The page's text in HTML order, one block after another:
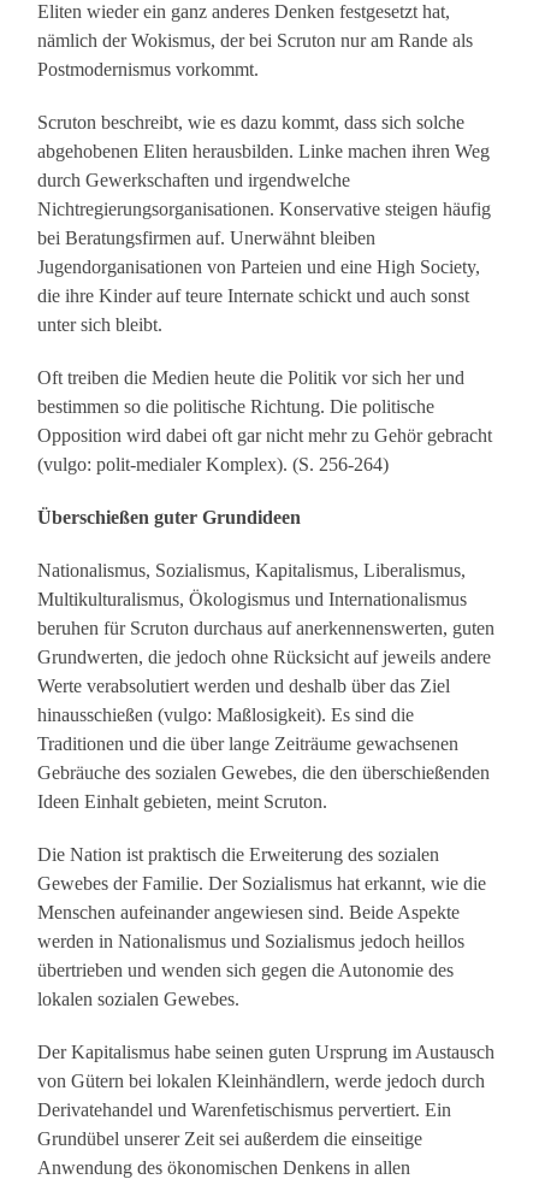
Eliten wieder ein ganz anderes Denken festgesetzt hat,
nämlich der Wokismus, der bei Scruton nur am Rande als
Postmodernismus vorkommt.
Scruton beschreibt, wie es dazu kommt, dass sich solche
abgehobenen Eliten herausbilden. Linke machen ihren Weg
durch Gewerkschaften und irgendwelche
Nichtregierungsorganisationen. Konservative steigen häufig
bei Beratungsfirmen auf. Unerwähnt bleiben
Jugendorganisationen von Parteien und eine High Society,
die ihre Kinder auf teure Internate schickt und auch sonst
unter sich bleibt.
Oft treiben die Medien heute die Politik vor sich her und
bestimmen so die politische Richtung. Die politische
Opposition wird dabei oft gar nicht mehr zu Gehör gebracht
(vulgo: polit-medialer Komplex). (S. 256-264)
Überschießen guter Grundideen
Nationalismus, Sozialismus, Kapitalismus, Liberalismus,
Multikulturalismus, Ökologismus und Internationalismus
beruhen für Scruton durchaus auf anerkennenswerten, guten
Grundwerten, die jedoch ohne Rücksicht auf jeweils andere
Werte verabsolutiert werden und deshalb über das Ziel
hinausschießen (vulgo: Maßlosigkeit). Es sind die
Traditionen und die über lange Zeiträume gewachsenen
Gebräuche des sozialen Gewebes, die den überschießenden
Ideen Einhalt gebieten, meint Scruton.
Die Nation ist praktisch die Erweiterung des sozialen
Gewebes der Familie. Der Sozialismus hat erkannt, wie die
Menschen aufeinander angewiesen sind. Beide Aspekte
werden in Nationalismus und Sozialismus jedoch heillos
übertrieben und wenden sich gegen die Autonomie des
lokalen sozialen Gewebes.
Der Kapitalismus habe seinen guten Ursprung im Austausch
von Gütern bei lokalen Kleinhändlern, werde jedoch durch
Derivatehandel und Warenfetischismus pervertiert. Ein
Grundübel unserer Zeit sei außerdem die einseitige
Anwendung des ökonomischen Denkens in allen